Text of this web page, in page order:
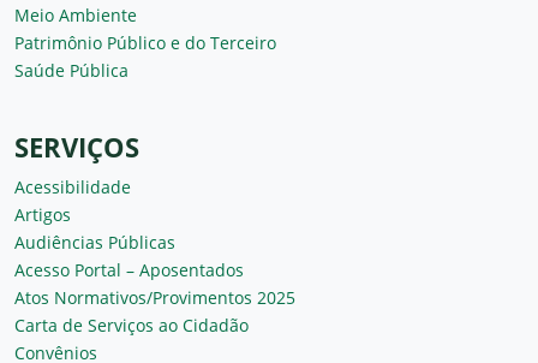
Meio Ambiente
Patrimônio Público e do Terceiro
Saúde Pública
SERVIÇOS
Acessibilidade
Artigos
Audiências Públicas
Acesso Portal – Aposentados
Atos Normativos/Provimentos 2025
Carta de Serviços ao Cidadão
Convênios